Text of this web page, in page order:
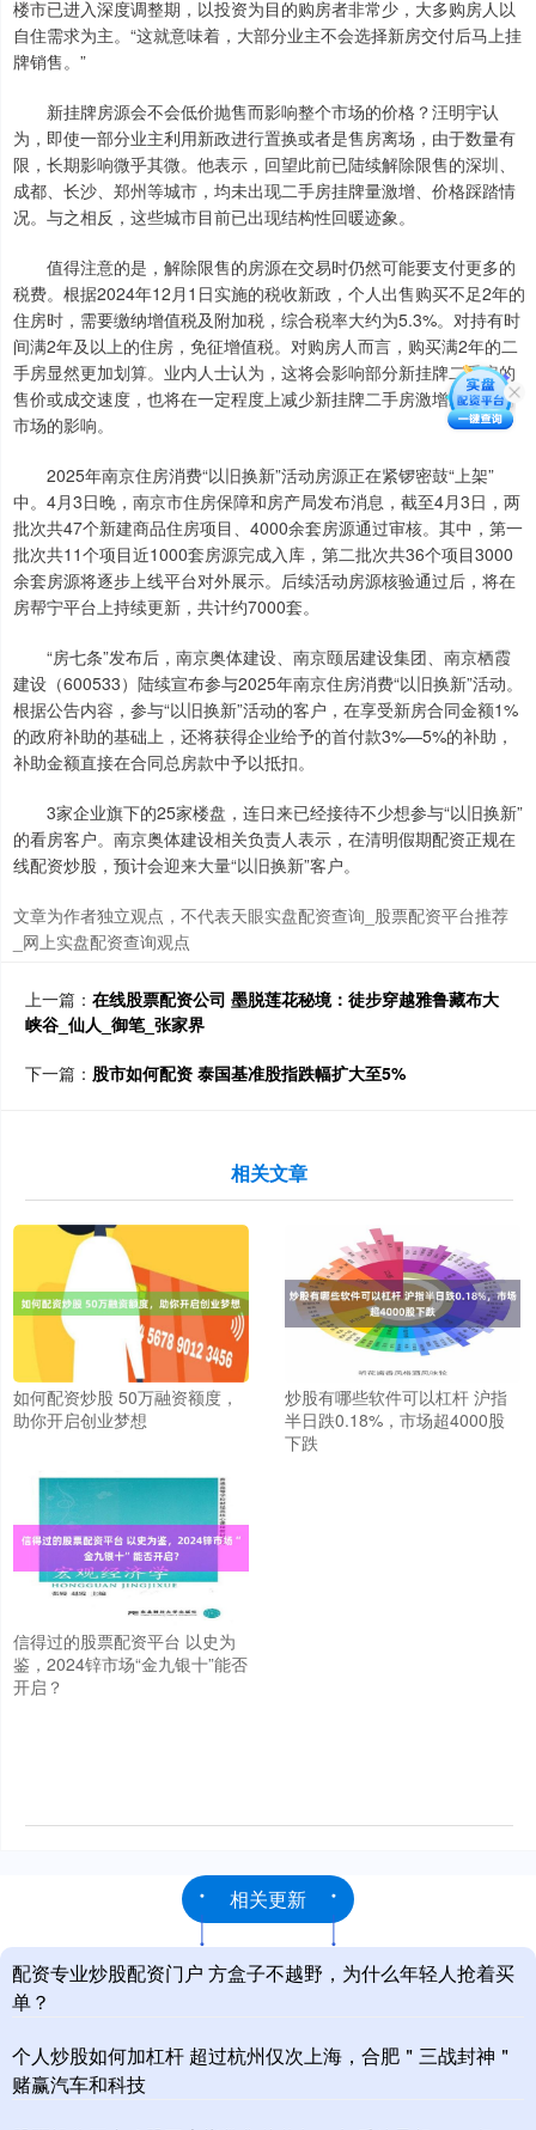
楼市已进入深度调整期，以投资为目的购房者非常少，大多购房人以
自住需求为主。“这就意味着，大部分业主不会选择新房交付后马上挂
牌销售。”
新挂牌房源会不会低价抛售而影响整个市场的价格？汪明宇认
为，即使一部分业主利用新政进行置换或者是售房离场，由于数量有
限，长期影响微乎其微。他表示，回望此前已陆续解除限售的深圳、
成都、长沙、郑州等城市，均未出现二手房挂牌量激增、价格踩踏情
况。与之相反，这些城市目前已出现结构性回暖迹象。
值得注意的是，解除限售的房源在交易时仍然可能要支付更多的
税费。根据2024年12月1日实施的税收新政，个人出售购买不足2年的
住房时，需要缴纳增值税及附加税，综合税率大约为5.3%。对持有时
间满2年及以上的住房，免征增值税。对购房人而言，购买满2年的二
手房显然更加划算。业内人士认为，这将会影响部分新挂牌二手房的
售价或成交速度，也将在一定程度上减少新挂牌二手房激增对二手房
市场的影响。
2025年南京住房消费“以旧换新”活动房源正在紧锣密鼓“上架”
中。4月3日晚，南京市住房保障和房产局发布消息，截至4月3日，两
批次共47个新建商品住房项目、4000余套房源通过审核。其中，第一
批次共11个项目近1000套房源完成入库，第二批次共36个项目3000
余套房源将逐步上线平台对外展示。后续活动房源核验通过后，将在
房帮宁平台上持续更新，共计约7000套。
“房七条”发布后，南京奥体建设、南京颐居建设集团、南京栖霞
建设（600533）陆续宣布参与2025年南京住房消费“以旧换新”活动。
根据公告内容，参与“以旧换新”活动的客户，在享受新房合同金额1%
的政府补助的基础上，还将获得企业给予的首付款3%—5%的补助，
补助金额直接在合同总房款中予以抵扣。
3家企业旗下的25家楼盘，连日来已经接待不少想参与“以旧换新”
的看房客户。南京奥体建设相关负责人表示，在清明假期配资正规在
线配资炒股，预计会迎来大量“以旧换新”客户。
文章为作者独立观点，不代表天眼实盘配资查询_股票配资平台推荐
_网上实盘配资查询观点
上一篇： 在线股票配资公司 墨脱莲花秘境：徒步穿越雅鲁藏布大
峡谷_仙人_御笔_张家界
下一篇： 股市如何配资 泰国基准股指跌幅扩大至5%
相关文章
如何配资炒股 50万融资额度，
助你开启创业梦想
炒股有哪些软件可以杠杆 沪指
半日跌0.18%，市场超4000股
下跌
信得过的股票配资平台 以史为
鉴，2024锌市场“金九银十”能否
开启？
相关更新
配资专业炒股配资门户 方盒子不越野，为什么年轻人抢着买
单？
个人炒股如何加杠杆 超过杭州仅次上海，合肥＂三战封神＂
赌赢汽车和科技